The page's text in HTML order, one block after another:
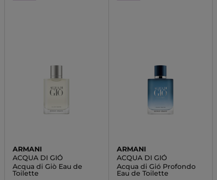
ARMANI
ACQUA DI GIÓ
Acqua di Giò Eau de
Toilette
ARMANI
ACQUA DI GIÓ
Acqua di Gió Profondo
Eau de Toilette